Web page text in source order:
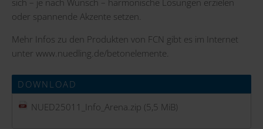
oder spannende Akzente setzen.
Mehr Infos zu den Produkten von FCN gibt es im Internet
unter www.nuedling.de/betonelemente
DOWNLOAD
NUED25011_Info_Arena.zip (5,5 MiB)